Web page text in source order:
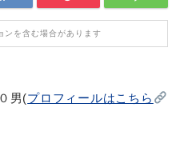
ンを含む場合があります
男(プロフィールはこちら